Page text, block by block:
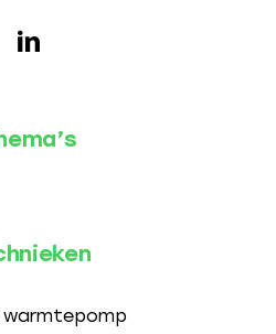
warmtepomp